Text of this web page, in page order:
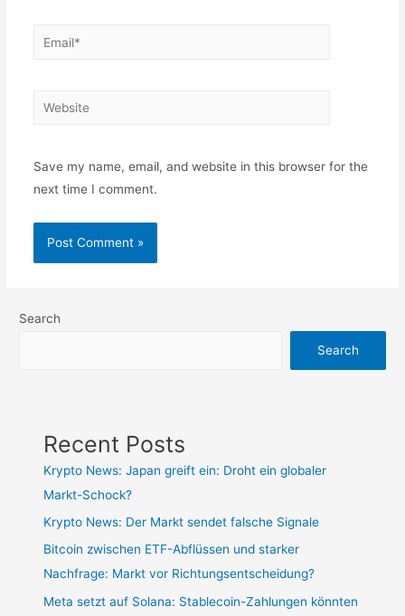
Email*
Website
Save my name, email, and website in this browser for the
next time I comment.
Search
Search
Recent Posts
Krypto News: Japan greift ein: Droht ein globaler
Markt-Schock?
Krypto News: Der Markt sendet falsche Signale
Bitcoin zwischen ETF-Abflüssen und starker
Nachfrage: Markt vor Richtungsentscheidung?
Meta setzt auf Solana: Stablecoin-Zahlungen könnten